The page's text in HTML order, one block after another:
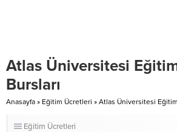
Atlas Üniversitesi
Bursları
Anasayfa » Eğitim Ücretleri » Atlas Üniversitesi
Eğitim Ücretleri